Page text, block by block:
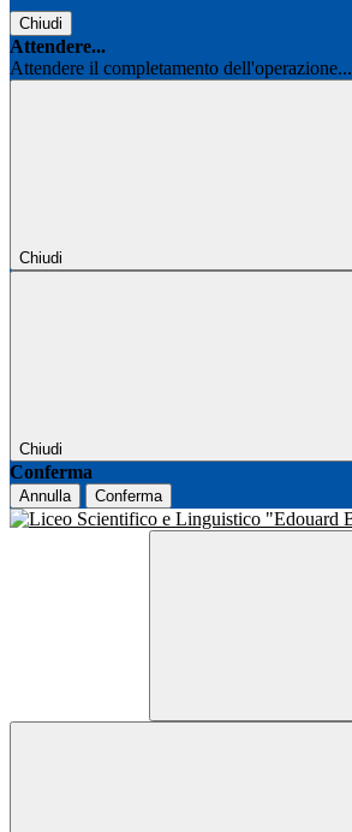
Chiudi
Attendere...
Attendere il completamento dell'operazione...
Chiudi
Chiudi
Conferma
Annulla Conferma